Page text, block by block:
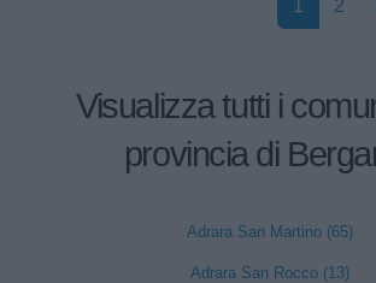
1 2
Visualizza tutti i
provincia di
Adrara San Martino (65)
Adrara San Rocco (13)